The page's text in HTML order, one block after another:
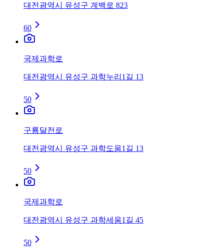
대전광역시 유성구 계백로 823
60
국제과학로
대전광역시 유성구 과학누리1길 13
50
구룡달전로
대전광역시 유성구 과학도움1길 13
50
국제과학로
대전광역시 유성구 과학세움1길 45
50